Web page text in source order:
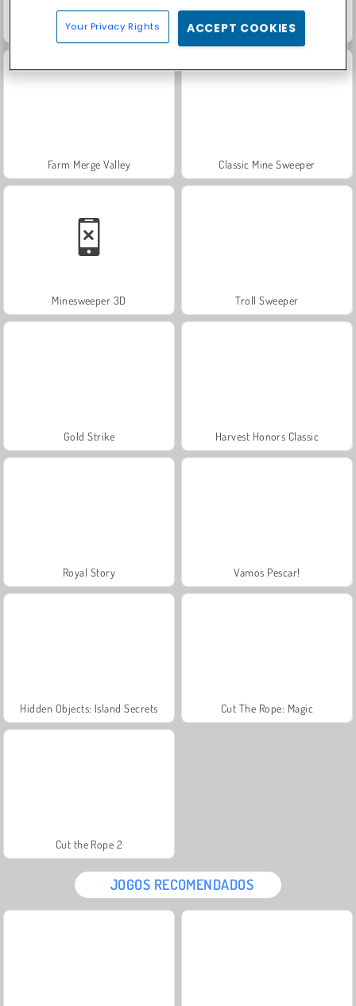
Solitaire Social
Farm Merge Valley Classic Mine Sweeper
Minesweeper 3D Troll Sweeper
Gold Strike Harvest Honors Classic
Royal Story Vamos Pescar!
Hidden Objects: Island Secrets Cut The Rope: Magic
Cut the Rope 2
JOGOS RECOMENDADOS
Your Privacy Rights ACCEPT COOKIES